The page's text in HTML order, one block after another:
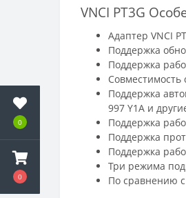
0
0
VNCI PT3G
Адаптер VNCI
Поддержка
Поддержка
Поддержка
997 Y1A и
Поддержка
Поддержка
Поддержка
Три режима
По сравнению с